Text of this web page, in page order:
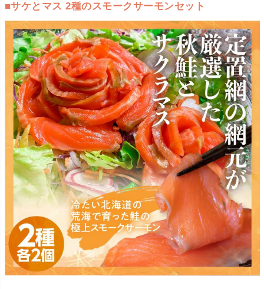
■サケとマス 2種のスモークサーモンセット